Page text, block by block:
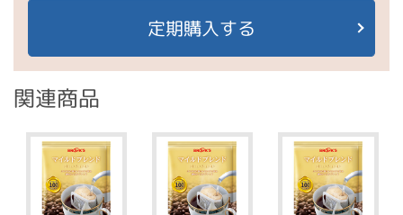
定期購入する
関連商品